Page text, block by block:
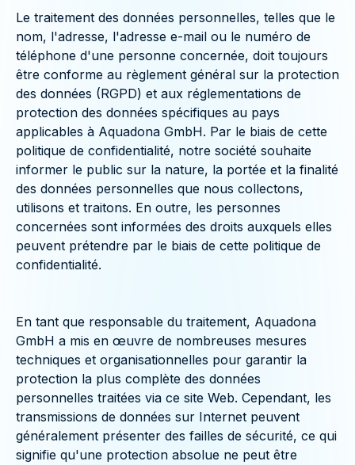
Le traitement des données personnelles, telles que le
nom, l'adresse, l'adresse e-mail ou le numéro de
téléphone d'une personne concernée, doit toujours
être conforme au règlement général sur la protection
des données (RGPD) et aux réglementations de
protection des données spécifiques au pays
applicables à Aquadona GmbH. Par le biais de cette
politique de confidentialité, notre société souhaite
informer le public sur la nature, la portée et la finalité
des données personnelles que nous collectons,
utilisons et traitons. En outre, les personnes
concernées sont informées des droits auxquels elles
peuvent prétendre par le biais de cette politique de
confidentialité.
En tant que responsable du traitement, Aquadona
GmbH a mis en œuvre de nombreuses mesures
techniques et organisationnelles pour garantir la
protection la plus complète des données
personnelles traitées via ce site Web. Cependant, les
transmissions de données sur Internet peuvent
généralement présenter des failles de sécurité, ce qui
signifie qu'une protection absolue ne peut être